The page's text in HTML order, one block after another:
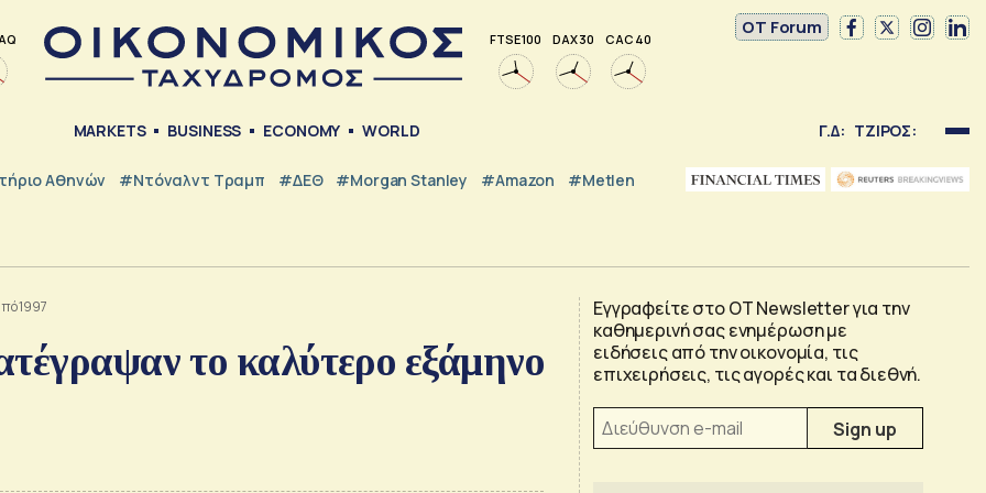
FTSE 100 DAX 30 CAC 40
OT Forum
MARKETS BUSINESS ECONOMY WORLD Γ.Δ: ΤΖΙΡΟΣ:
Αθηνών #Ντόναλντ Τραμπ #ΔΕΘ #Morgan Stanley #Amazon #Metlen
1997
το καλύτερο εξάμηνο
Εγγραφείτε στο OT Newsletter για την
καθημερινή σας ενημέρωση με
ειδήσεις από την οικονομία, τις
επιχειρήσεις, τις αγορές και τα διεθνή.